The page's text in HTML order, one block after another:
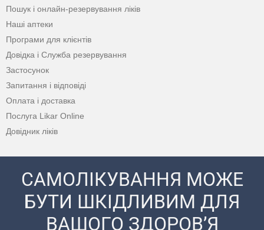
Пошук і онлайн-резервування ліків
Наші аптеки
Програми для клієнтів
Довідка і Служба резервування
Застосунок
Запитання і відповіді
Оплата і доставка
Послуга Likar Online
Довідник ліків
САМОЛІКУВАННЯ МОЖЕ
БУТИ ШКІДЛИВИМ ДЛЯ
ВАШОГО ЗДОРОВ’Я